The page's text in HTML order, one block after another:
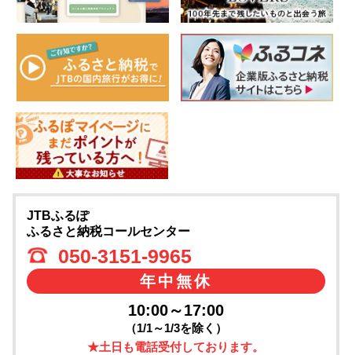
JTBふるぽ
ふるさと納税コールセンター
050-3151-9965
年中無休
10:00～17:00
（1/1～1/3を除く）
★土日も電話受付しております。